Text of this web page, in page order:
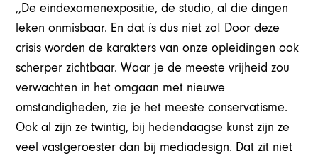
,,De eindexamenexpositie, de studio, al die dingen
leken onmisbaar. En dat ís dus niet zo! Door deze
crisis worden de karakters van onze opleidingen ook
scherper zichtbaar. Waar je de meeste vrijheid zou
verwachten in het omgaan met nieuwe
omstandigheden, zie je het meeste conservatisme.
Ook al zijn ze twintig, bij hedendaagse kunst zijn ze
veel vastgeroester dan bij mediadesign. Dat zit niet